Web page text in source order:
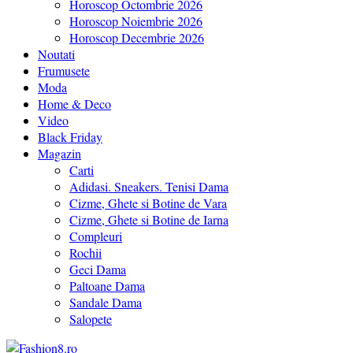
Horoscop Octombrie 2026
Horoscop Noiembrie 2026
Horoscop Decembrie 2026
Noutati
Frumusete
Moda
Home & Deco
Video
Black Friday
Magazin
Carti
Adidasi. Sneakers. Tenisi Dama
Cizme, Ghete si Botine de Vara
Cizme, Ghete si Botine de Iarna
Compleuri
Rochii
Geci Dama
Paltoane Dama
Sandale Dama
Salopete